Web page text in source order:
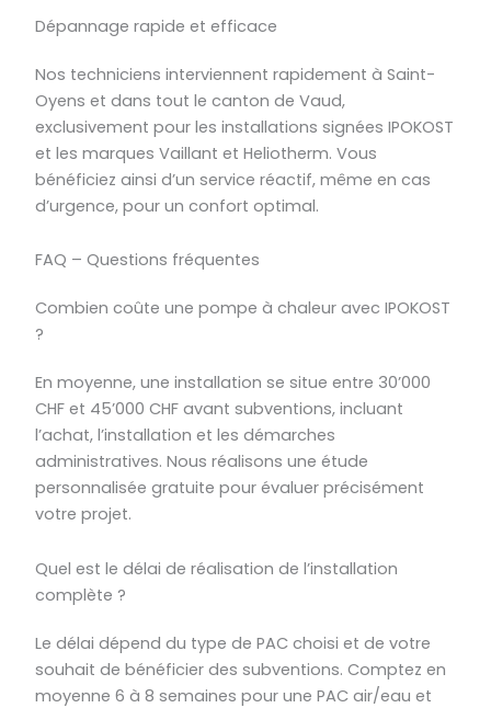
Dépannage rapide et efficace
Nos techniciens interviennent rapidement à Saint-
Oyens et dans tout le canton de Vaud,
exclusivement pour les installations signées IPOKOST
et les marques Vaillant et Heliotherm. Vous
bénéficiez ainsi d’un service réactif, même en cas
d’urgence, pour un confort optimal.
FAQ – Questions fréquentes
Combien coûte une pompe à chaleur avec IPOKOST
?
En moyenne, une installation se situe entre 30’000
CHF et 45’000 CHF avant subventions, incluant
l’achat, l’installation et les démarches
administratives. Nous réalisons une étude
personnalisée gratuite pour évaluer précisément
votre projet.
Quel est le délai de réalisation de l’installation
complète ?
Le délai dépend du type de PAC choisi et de votre
souhait de bénéficier des subventions. Comptez en
moyenne 6 à 8 semaines pour une PAC air/eau et